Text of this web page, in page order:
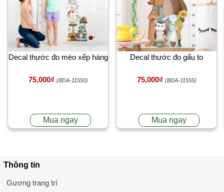
Decal thước đo mèo xếp hàng
75,000₫ (BDA-11550)
Mua ngay
Decal thước đo gấu to
75,000₫ (BDA-11555)
Mua ngay
Thông tin
Gương trang trí